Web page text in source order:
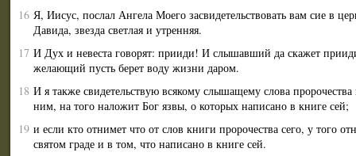
16 Я, Иисус, послал Ангела Моего засвидетельствовать вам сие в
Давида, звезда светлая и утренняя.
17 И Дух и невеста говорят: прииди! И слышавший да скажет
желающий пусть берет воду жизни даром.
18 И я также свидетельствую всякому слышащему слова
ним, на того наложит Бог язвы, о которых написано в книге сей;
19 и если кто отнимет что от слов книги пророчества сего, у того
святом граде и в том, что написано в книге сей.